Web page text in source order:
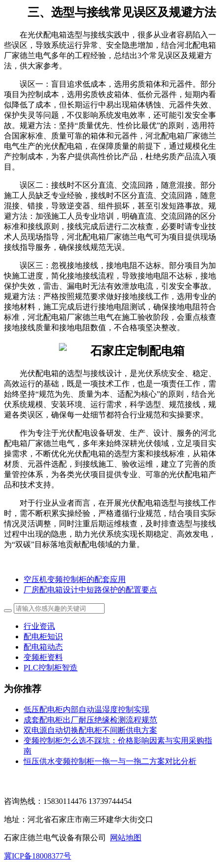
三、选型与接线常见误区及规避方法
在光伏配电箱选型与接线实践中，很多从业者容易陷入一
些误区，导致系统运行异常、安全隐患增加，结合河北配电箱
厂家德兰电气多年的工程经验，总结出3个常见误区及规避方
法，供大家参考。
误区一：盲目追求低成本，选用劣质箱体和元器件。部分
项目为控制成本，选用劣质铁皮箱体、低价元器件，短期内看
似降低了成本，但长期运行中易出现箱体锈蚀、元器件失效、
保护失灵等问题，不仅影响系统发电效率，还可能引发安全事
故。规避方法：坚持“质量优先、性价比最优”的原则，选用符
合国家标准、质量可靠的箱体和元器件，河北配电箱厂家德兰
电气生产的光伏配电箱，在保障质量的前提下，通过规模化生
产控制成本，为客户提供高性价比产品，杜绝劣质产品流入项
目。
误区二：接线时不区分直流、交流回路，随意混接。部分
施工人员缺乏专业经验，接线时不区分直流、交流回路，随意
混接、错接，导致逆变器、组件损坏，甚至引发短路事故。规
避方法：加强施工人员专业培训，明确直流、交流回路的区分
标准和接线原则，接线完成后进行二次核查，必要时请专业技
术人员现场指导，河北配电箱厂家德兰电气可为项目提供现场
接线指导服务，确保接线规范无误。
误区三：忽视接地接线，接地电阻不达标。部分项目为加
快施工进度，简化接地接线流程，导致接地电阻不达标，接地
保护失效，雷击、漏电时无法有效泄放电流，引发安全事故。
规避方法：严格按照规范要求做好接地接线工作，选用专业的
接地材料，施工完成后进行接地电阻测试，确保接地电阻符合
标准，河北配电箱厂家德兰电气在施工验收阶段，会重点核查
接地接线质量和接地电阻数值，不合格项坚决整改。
光伏配电箱的选型与接线设计，是光伏系统安全、稳定、
高效运行的基础，既是一项技术工作，也是一项责任工作，需
始终坚持“规范为先、质量为本、适配为核心”的原则，结合光
伏系统规模、安装环境、运行需求，科学选型、规范接线，规
避各类误区，确保每一处细节都符合行业规范和实操要求。
作为专注于光伏配电设备研发、生产、设计、服务的河北
配电箱厂家德兰电气，多年来始终深耕光伏领域，立足项目实
操需求，不断优化光伏配电箱的选型方案和接线标准，从箱体
材质、元器件选配，到接线施工、验收运维，建立了完善的质
量管控体系，为各类光伏项目提供专业、可靠的光伏配电箱产
品和技术支持。
对于行业从业者而言，在开展光伏配电箱选型与接线工作
时，需不断积累实操经验，严格遵循行业规范，结合项目实际
情况灵活调整，同时注重后期运维核查，及时排查选型与接线
过程中出现的隐患，助力光伏系统实现长期稳定、高效发电，
为“双碳”目标落地贡献配电领域的力量。
空压机变频控制柜的配套应用
厂房配电箱设计中短路保护的配置要点
行业资讯
配电柜知识
配电箱动态
变频柜资料
PLC控制柜智造
为你推荐
低压配电柜内部自动温湿度控制实现
成套配电柜出厂耐压绝缘检测流程规范
双电源自动切换配电柜不间断供电方案
变频控制柜怎么选不踩坑：价格影响因素与实用采购指
南
恒压供水变频控制柜一拖一与一拖二方案对比分析
咨询热线：15830114476 13739744454
地址：河北省石家庄市南三环建华大街交口
石家庄德兰电气设备有限公司 网站地图
冀ICP备18008377号